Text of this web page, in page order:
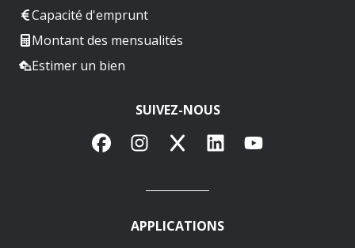
Capacité d'emprunt
Montant des mensualités
Estimer un bien
SUIVEZ-NOUS
FacebookInstagram
X LinkedInYouTube
APPLICATIONS